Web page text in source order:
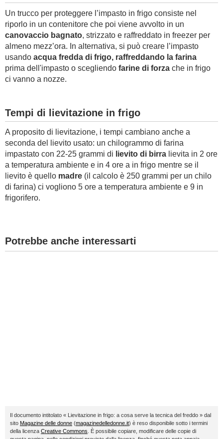
Un trucco per proteggere l’impasto in frigo consiste nel
riporlo in un contenitore che poi viene avvolto in un
canovaccio bagnato, strizzato e raffreddato in freezer per
almeno mezz’ora. In alternativa, si può creare l’impasto
usando acqua fredda di frigo, raffreddando la farina
prima dell'impasto o scegliendo farine di forza che in frigo
ci vanno a nozze.
Tempi di lievitazione in frigo
A proposito di lievitazione, i tempi cambiano anche a
seconda del lievito usato: un chilogrammo di farina
impastato con 22-25 grammi di lievito di birra lievita in 2 ore
a temperatura ambiente e in 4 ore a in frigo mentre se il
lievito è quello madre (il calcolo è 250 grammi per un chilo
di farina) ci vogliono 5 ore a temperatura ambiente e 9 in
frigorifero.
Potrebbe anche interessarti
Il documento intitolato « Lievitazione in frigo: a cosa serve la tecnica del freddo » dal
sito Magazine delle donne (magazinedelledonne.it) è reso disponibile sotto i termini
della licenza Creative Commons . È possibile copiare, modificare delle copie di